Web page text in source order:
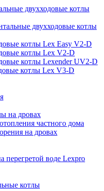
двухходовые котлы
двухходовые котлы
котлы Lex Easy V2-D
котлы Lex V2-D
котлы Lexender UV2-D
котлы Lex V3-D
на дровах
частного дома
на дровах
перегретой воде Lexpro
котлы